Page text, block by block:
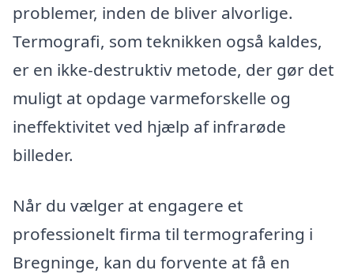
problemer, inden de bliver alvorlige.
Termografi, som teknikken også kaldes,
er en ikke-destruktiv metode, der gør det
muligt at opdage varmeforskelle og
ineffektivitet ved hjælp af infrarøde
billeder.
Når du vælger at engagere et
professionelt firma til termografering i
Bregninge, kan du forvente at få en